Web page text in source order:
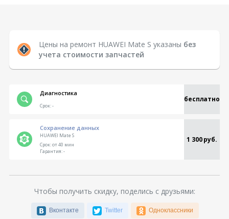
Цены на ремонт HUAWEI Mate S указаны без
учета стоимости запчастей
Диагностика
бесплатно
Срок:-
Сохранение данных
HUAWEI Mate S 1 300 руб.
Срок:от 40 мин
Гарантия:-
Чтобы получить скидку, поделись с друзьями:
Вконтакте Twitter Одноклассники